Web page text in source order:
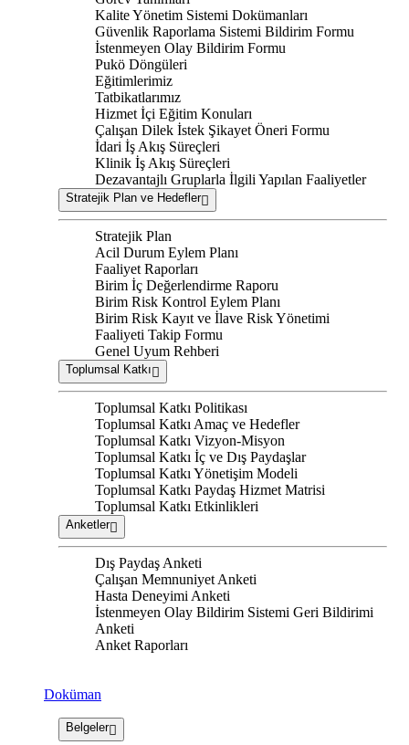
Kalite Yönetim Sistemi Dokümanları
Güvenlik Raporlama Sistemi Bildirim Formu
İstenmeyen Olay Bildirim Formu
Pukö Döngüleri
Eğitimlerimiz
Tatbikatlarımız
Hizmet İçi Eğitim Konuları
Çalışan Dilek İstek Şikayet Öneri Formu
İdari İş Akış Süreçleri
Klinik İş Akış Süreçleri
Dezavantajlı Gruplarla İlgili Yapılan Faaliyetler
Stratejik Plan ve Hedefler
Stratejik Plan
Acil Durum Eylem Planı
Faaliyet Raporları
Birim İç Değerlendirme Raporu
Birim Risk Kontrol Eylem Planı
Birim Risk Kayıt ve İlave Risk Yönetimi
Faaliyeti Takip Formu
Genel Uyum Rehberi
Toplumsal Katkı
Toplumsal Katkı Politikası
Toplumsal Katkı Amaç ve Hedefler
Toplumsal Katkı Vizyon-Misyon
Toplumsal Katkı İç ve Dış Paydaşlar
Toplumsal Katkı Yönetişim Modeli
Toplumsal Katkı Paydaş Hizmet Matrisi
Toplumsal Katkı Etkinlikleri
Anketler
Dış Paydaş Anketi
Çalışan Memnuniyet Anketi
Hasta Deneyimi Anketi
İstenmeyen Olay Bildirim Sistemi Geri Bildirimi
Anketi
Anket Raporları
Doküman
Belgeler